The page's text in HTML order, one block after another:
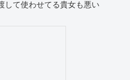
して使わせてる貴女も悪い